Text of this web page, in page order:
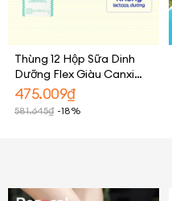
Thùng 12 Hộp Sữa Dinh
Dưỡng Flex Giàu Canxi
Không Lactoza 1L
475.009₫
581.645₫ -18%